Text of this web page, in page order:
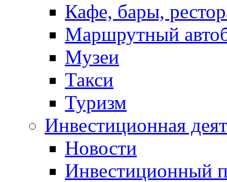
Кафе, бары,
Маршрутный
Музеи
Такси
Туризм
Инвестиционная
Новости
Инвестиционный